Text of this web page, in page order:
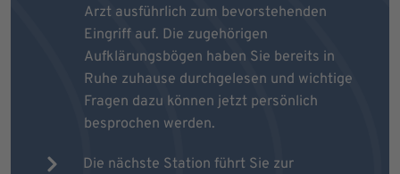
Arzt ausführlich zum bevorstehenden
Eingriff auf. Die zugehörigen
Aufklärungsbögen haben Sie bereits in
Ruhe zuhause durchgelesen und wichtige
Fragen dazu können jetzt persönlich
besprochen werden.
Die nächste Station führt Sie zur